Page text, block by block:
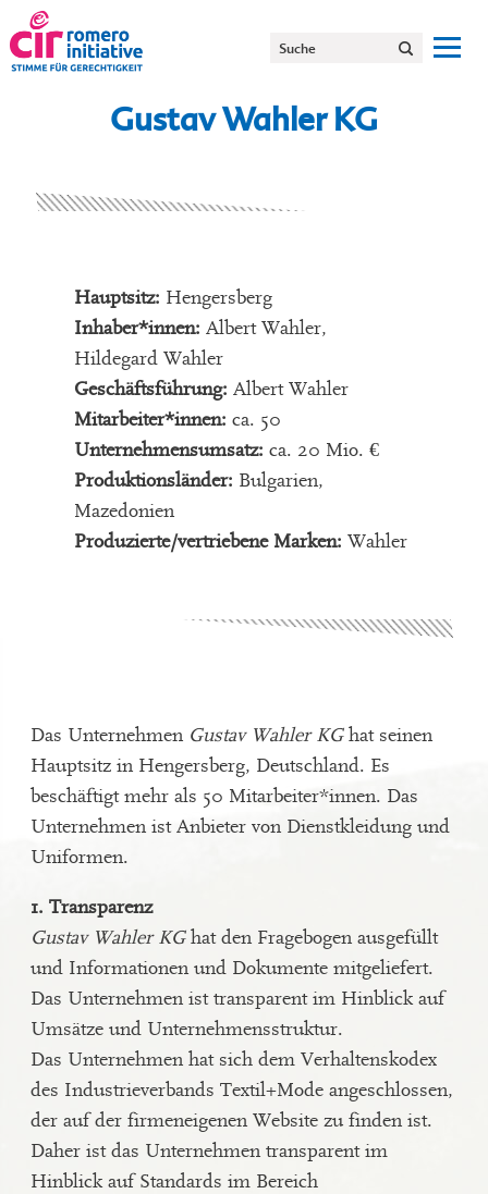
Gustav Wahler KG
Hauptsitz: Hengersberg
Inhaber*innen: Albert Wahler,
Hildegard Wahler
Geschäftsführung: Albert Wahler
Mitarbeiter*innen: ca. 50
Unternehmensumsatz: ca. 20 Mio. €
Produktionsländer: Bulgarien,
Mazedonien
Produzierte/vertriebene Marken: Wahler
Das Unternehmen Gustav Wahler KGhat seinen
Hauptsitz in Hengersberg, Deutschland. Es
beschäftigt mehr als 50 Mitarbeiter*innen. Das
Unternehmen ist Anbieter von Dienstkleidung und
Uniformen.
1. Transparenz
Gustav Wahler KGhat den Fragebogen ausgefüllt
und Informationen und Dokumente mitgeliefert.
Das Unternehmen ist transparent im Hinblick auf
Umsätze und Unternehmensstruktur.
Das Unternehmen hat sich dem Verhaltenskodex
des Industrieverbands Textil+Mode angeschlossen,
der auf der firmeneigenen Website zu finden ist.
Daher ist das Unternehmen transparent im
Hinblick auf Standards im Bereich